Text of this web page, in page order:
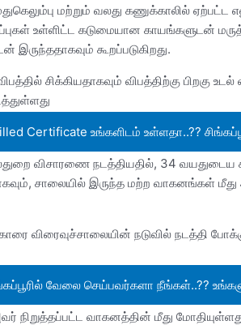
மற்றும் வலது கணுக்காலில் ஏற்பட்ட
உள்ளிட்ட கடுமையான காயங்களுடன்
இருந்ததாகவும் கூறப்படுகிறது.
சிக்கியதாகவும் விபத்திற்கு பிறகு
Certificate உங்களிடம் உள்ளதா..??
விசாரணை நடத்தியதில், 34
சாலையில் இருந்த மற்ற வாகனங்கள்
விரைவுச்சாலையின் நடுவில் நடத்தி
வேலை செய்பவர்களா நீங்கள்..??
நிறுத்தப்பட்ட வாகனத்தின் மீது